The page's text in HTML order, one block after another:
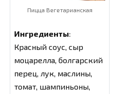
Пицца Вегетарианская
Ингредиенты:
Красный соус, сыр
моцарелла, болгарский
перец, лук, маслины,
томат, шампиньоны,